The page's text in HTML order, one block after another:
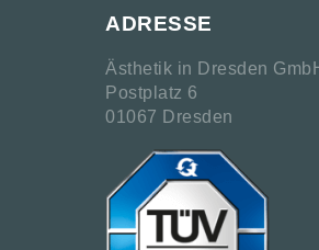
ADRESSE
Ästhetik in Dresden
Postplatz 6
01067 Dresden